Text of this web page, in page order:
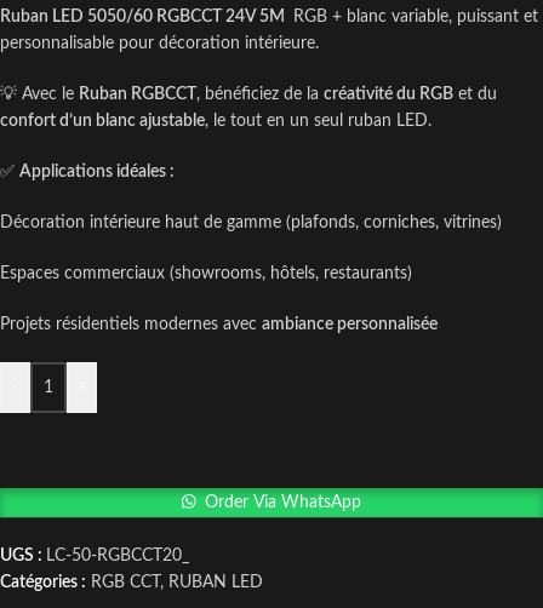
Ruban LED 5050/60 RGBCCT 24V 5M
RGB + blanc variable, puissant et
personnalisable pour décoration intérieure.
💡 Avec le Ruban RGBCCT , bénéficiez de la créativité du RGB et du
confort d’un blanc ajustable, le tout en un seul ruban LED.
✅ Applications idéales :
Décoration intérieure haut de gamme (plafonds, corniches, vitrines)
Espaces commerciaux (showrooms, hôtels, restaurants)
Projets résidentiels modernes avec ambiance personnalisée
Order Via WhatsApp
UGS : LC-50-RGBCCT20_
Catégories : RGB CCT , RUBAN LED